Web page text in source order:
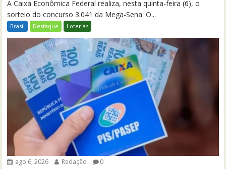
A Caixa Econômica Federal realiza, nesta quinta-feira (6), o
sorteio do concurso 3.041 da Mega-Sena. O...
Brasil Destaque Loterias
ago 6, 2026 Redação 0